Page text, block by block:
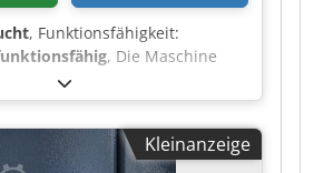
, Funktionsfähigkeit:
, Die Maschine
benutzt. Dkedpfxozr Iz Rs
Kleinanzeige